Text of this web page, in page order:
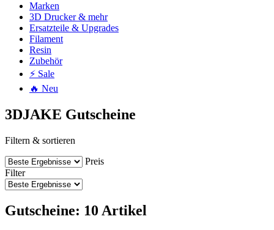
Marken
3D Drucker & mehr
Ersatzteile & Upgrades
Filament
Resin
Zubehör
⚡ Sale
🔥 Neu
3DJAKE Gutscheine
Filtern & sortieren
Preis
Filter
Gutscheine: 10 Artikel